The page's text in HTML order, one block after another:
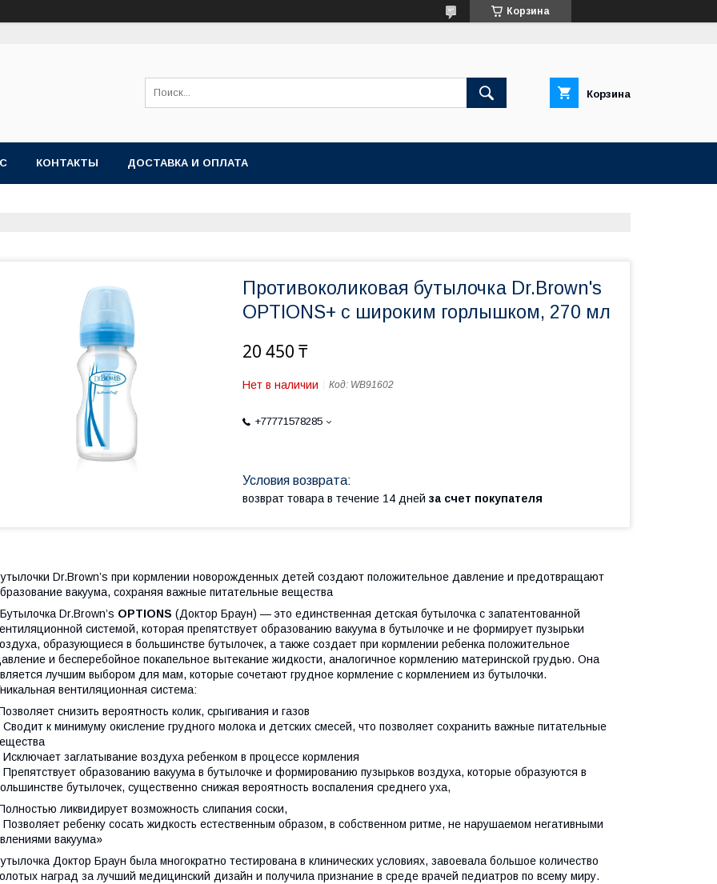
Корзина
Корзина
КОНТАКТЫ ДОСТАВКА И ОПЛАТА
Противоколиковая бутылочка Dr.Brown's
OPTIONS+ с широким горлышком, 270 мл
20 450 ₸
Нет в наличии Код: WB91602
+77771578285
возврат товара в течение 14 дней за счет покупателя
Dr.Brown’s при кормлении новорожденных детей создают положительное давление и предотвращают
вакуума, сохраняя важные питательные вещества
Dr.Brown’s OPTIONS (Доктор Браун) — это единственная детская бутылочка с запатентованной
системой, которая препятствует образованию вакуума в бутылочке и не формирует пузырьки
образующиеся в большинстве бутылочек, а также создает при кормлении ребенка положительное
и бесперебойное покапельное вытекание жидкости, аналогичное кормлению материнской грудью. Она
лучшим выбором для мам, которые сочетают грудное кормление с кормлением из бутылочки.
вентиляционная система:
снизить вероятность колик, срыгивания и газов
Сводит к минимуму окисление грудного молока и детских смесей, что позволяет сохранить важные питательные
Исключает заглатывание воздуха ребенком в процессе кормления
Препятствует образованию вакуума в бутылочке и формированию пузырьков воздуха, которые образуются в
бутылочек, существенно снижая вероятность воспаления среднего уха,
ликвидирует возможность слипания соски,
Позволяет ребенку сосать жидкость естественным образом, в собственном ритме, не нарушаемом негативными
вакуума»
Доктор Браун была многократно тестирована в клинических условиях, завоевала большое количество
наград за лучший медицинский дизайн и получила признание в среде врачей педиатров по всему миру.